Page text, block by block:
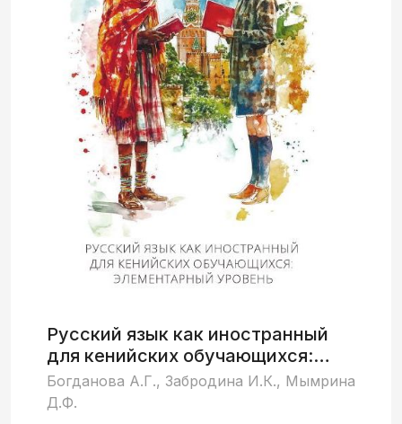
Русский язык как иностранный
для кенийских обучающихся:
элементарный уровень
Богданова А.Г., Забродина И.К., Мымрина
Д.Ф.